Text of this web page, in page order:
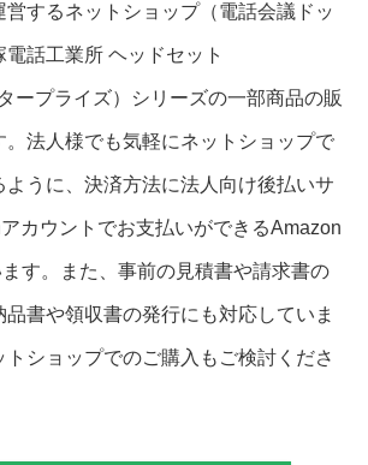
するネットショップ（電話会議ドッ
電話工業所 ヘッドセット
ープライズ）シリーズの一部商品の販
。法人様でも気軽にネットショップで
ように、決済方法に法人向け後払いサ
カウントでお支払いができるAmazon
す。また、事前の見積書や請求書の
書や領収書の発行にも対応していま
ショップでのご購入もご検討くださ